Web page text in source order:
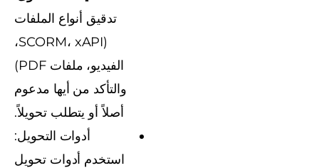
تدقيق أنواع الملفات
(SCORM، xAPI،
الفيديو، ملفات PDF)
والتأكد من أيها مدعوم
أصلاً أو يتطلب تحويلاً.
أدوات التحويل:
استخدم أدوات تحويل